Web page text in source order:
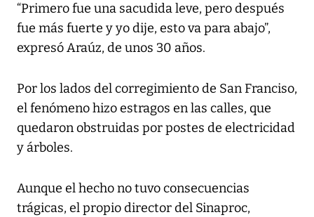
“Primero fue una sacudida leve, pero después
fue más fuerte y yo dije, esto va para abajo”,
expresó Araúz, de unos 30 años.
Por los lados del corregimiento de San Franciso,
el fenómeno hizo estragos en las calles, que
quedaron obstruidas por postes de electricidad
y árboles.
Aunque el hecho no tuvo consecuencias
trágicas, el propio director del Sinaproc,